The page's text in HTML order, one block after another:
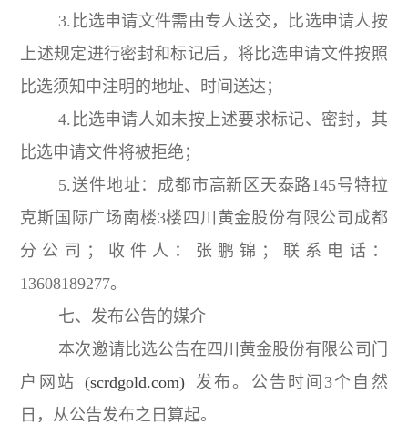
3.比选申请文件需由专人送交，比选申请人按
上述规定进行密封和标记后，将比选申请文件按照
比选须知中注明的地址、时间送达；
4.比选申请人如未按上述要求标记、密封，其
比选申请文件将被拒绝；
5.送件地址：成都市高新区天泰路145号特拉
克斯国际广场南楼3楼四川黄金股份有限公司成都
分公司；收件人：张鹏锦；联系电话：
13608189277。
七、发布公告的媒介
本次邀请比选公告在四川黄金股份有限公司门
户网站 (scrdgold.com)
发布。公告时间3个自然
日，从公告发布之日算起。